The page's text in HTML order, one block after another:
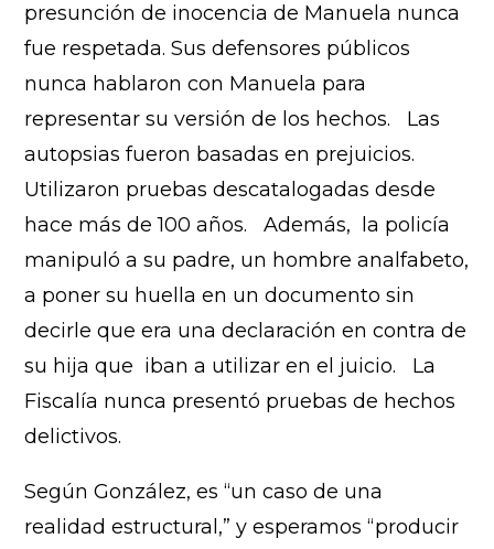
presunción de inocencia de Manuela nunca
fue respetada. Sus defensores públicos
nunca hablaron con Manuela para
representar su versión de los hechos. Las
autopsias fueron basadas en prejuicios.
Utilizaron pruebas descatalogadas desde
hace más de 100 años. Además, la policía
manipuló a su padre, un hombre analfabeto,
a poner su huella en un documento sin
decirle que era una declaración en contra de
su hija que iban a utilizar en el juicio. La
Fiscalía nunca presentó pruebas de hechos
delictivos.
Según González, es “un caso de una
realidad estructural,” y esperamos “producir